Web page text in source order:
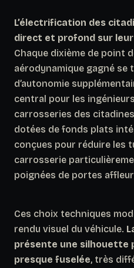
L’électrification des
direct et profond sur
Chaque dixième de point
aérodynamique gagné
d’autonomie
central pour les
carrosseries des
dotées de fonds plats
conçues pour réduire les
carrosserie
poignées de portes
Ces choix techniques
rendu visuel du véhicule.
présente une silhouette
presque fuselée, très